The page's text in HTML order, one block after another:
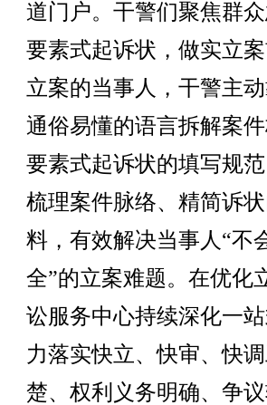
道门户。干警们聚焦群
要素式起诉状，做实立
立案的当事人，干警主
通俗易懂的语言拆解案
要素式起诉状的填写规
梳理案件脉络、精简诉
料，有效解决当事人“不
全”的立案难题。在优化
讼服务中心持续深化一
力落实快立、快审、快
楚、权利义务明确、争